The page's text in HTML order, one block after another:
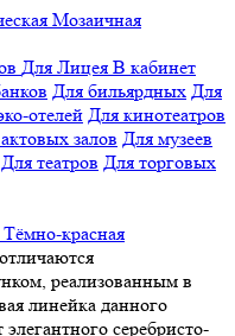
Мозаичная
Для Лицея В кабинет
Для бильярдных Для
отелей Для кинотеатров
залов Для музеев
Для театров Для торговых
Тёмно-красная
реализованным в
линейка данного
серебристо-